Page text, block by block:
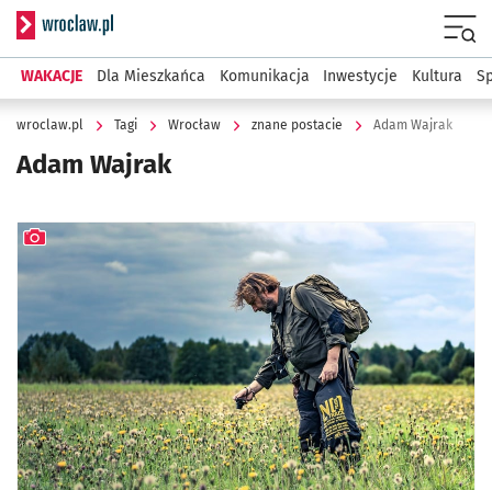
Serwis informacyjny wroclaw.pl
WAKACJE Dla Mieszkańca Komunikacja Inwestycje Kultura
wroclaw.pl Tagi Wrocław znane postacie Adam Wajrak
Adam Wajrak